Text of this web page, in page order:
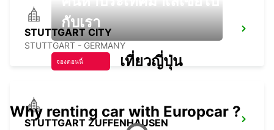
STUTTGART CITY
STUTTGART - GERMANY
STUTTGART ZUFFENHAUSEN
กับเรา
จองตอนนี้ เที่ยวญี่ปุ่น
Why renting car with Europcar ?